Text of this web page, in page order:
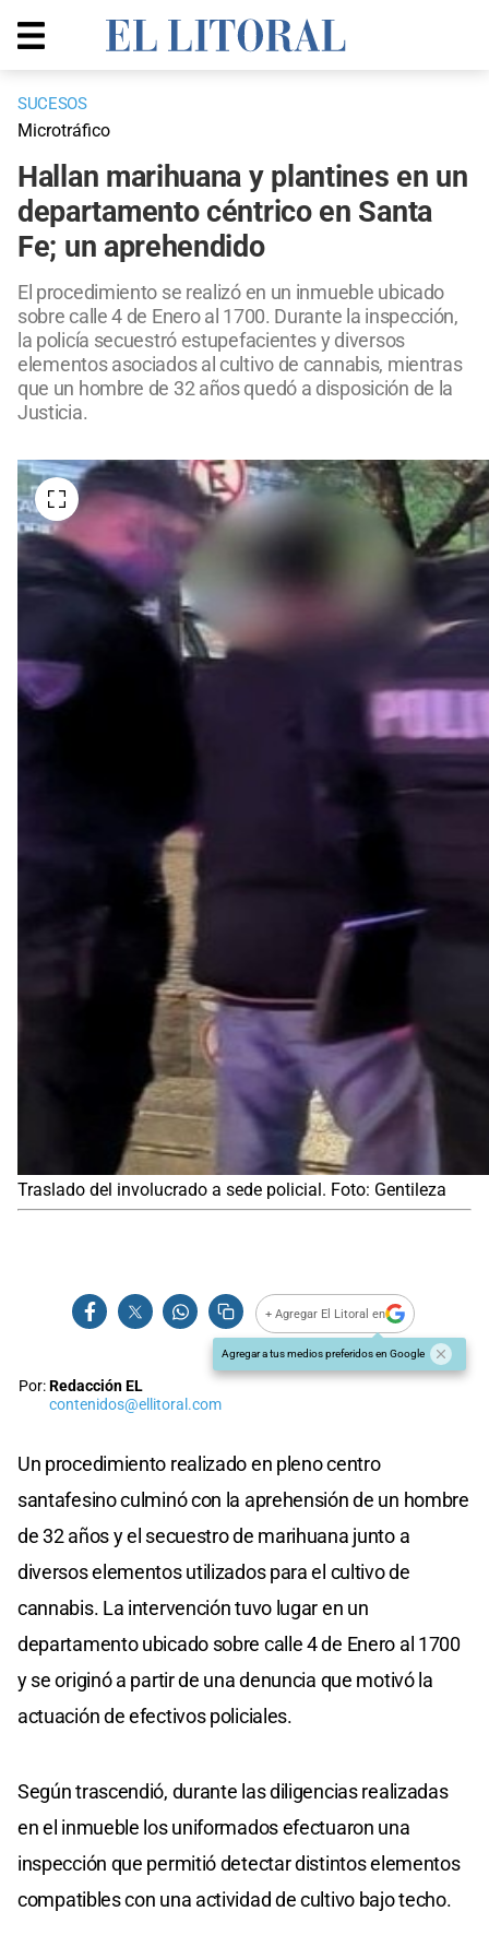
SUCESOS
Microtráfico
Hallan marihuana y plantines en un
departamento céntrico en Santa
Fe; un aprehendido
El procedimiento se realizó en un inmueble ubicado
sobre calle 4 de Enero al 1700. Durante la inspección,
la policía secuestró estupefacientes y diversos
elementos asociados al cultivo de cannabis, mientras
que un hombre de 32 años quedó a disposición de la
Justicia.
Traslado del involucrado a sede policial. Foto: Gentileza
+ Agregar El Litoral en
Agregar a tus medios preferidos en Google
Por:Redacción EL
contenidos@ellitoral.com
Un procedimiento realizado en pleno centro
santafesino culminó con la aprehensión de un hombre
de 32 años y el secuestro de marihuana junto a
diversos elementos utilizados para el cultivo de
cannabis. La intervención tuvo lugar en un
departamento ubicado sobre calle 4 de Enero al 1700
y se originó a partir de una denuncia que motivó la
actuación de efectivos policiales.
Según trascendió, durante las diligencias realizadas
en el inmueble los uniformados efectuaron una
inspección que permitió detectar distintos elementos
compatibles con una actividad de cultivo bajo techo.